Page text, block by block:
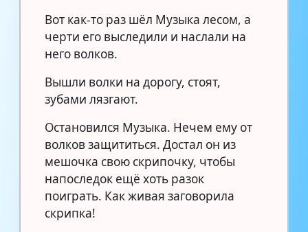
Вот как-то раз шёл Музыка лесом, а
черти его выследили и наслали на
него волков.
Вышли волки на дорогу, стоят,
зубами лязгают.
Остановился Музыка. Нечем ему от
волков защититься. Достал он из
мешочка свою скрипочку, чтобы
напоследок ещё хоть разок
поиграть. Как живая заговорила
скрипка!